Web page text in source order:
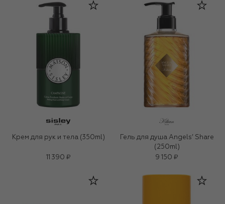
Крем для рук и тела (350ml)
11 390 ₽
Гель для душа Angels’ Share
(250ml)
9 150 ₽